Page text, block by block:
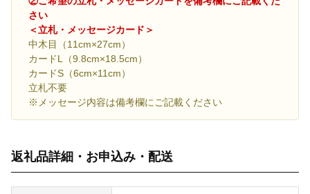
さい
＜立札・メッセージカード＞
中木目（11cm×27cm）
カードL（9.8cm×18.5cm）
カードS（6cm×11cm）
立札不要
※メッセージ内容は備考欄にご記載ください
返礼品詳細・お申込み・配送